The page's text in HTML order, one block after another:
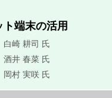
端末の活用
崎 耕司 氏
氏
氏